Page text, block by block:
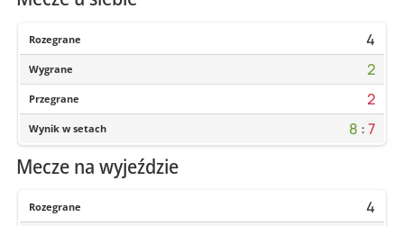
Rozegrane 4
Wygrane 2
Przegrane 2
Wynik w setach 8 :7
Mecze na wyjeździe
Rozegrane 4